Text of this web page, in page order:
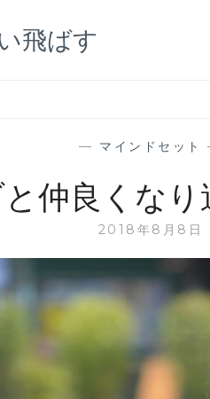
飛ばす
— マインドセット
仲良くなり
2018年8月8日